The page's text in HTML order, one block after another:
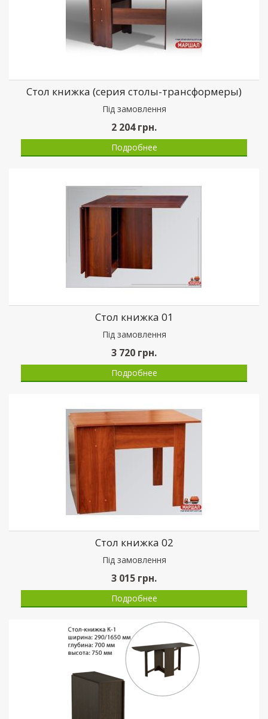
Стол книжка (серия столы-трансформеры)
Пiд замовлення
2 204грн.
Подробнее
Стол книжка 01
Пiд замовлення
3 720 грн.
Подробнее
Стол книжка 02
Пiд замовлення
3 015 грн.
Подробнее